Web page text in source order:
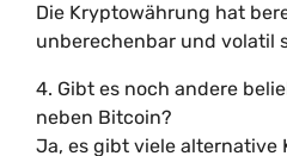
Die Kryptowährung hat
unberechenbar und volatil
4. Gibt es noch andere
neben Bitcoin?
Ja, es gibt viele alternative